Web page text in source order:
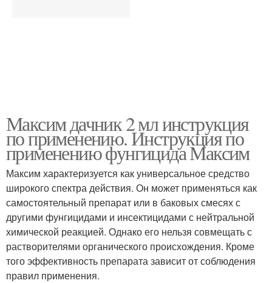
Максим дачник 2 мл инструкция
по применению. Инструкция по
применению фунгицида Максим
Максим характеризуется как универсальное средство
широкого спектра действия. Он может применяться как
самостоятельный препарат или в баковых смесях с
другими фунгицидами и инсектицидами с нейтральной
химической реакцией. Однако его нельзя совмещать с
растворителями органического происхождения. Кроме
того эффективность препарата зависит от соблюдения
правил применения.